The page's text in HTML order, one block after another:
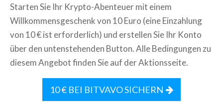
Starten Sie Ihr Krypto-Abenteuer mit einem
Willkommensgeschenk von 10 Euro (eine Einzahlung
von 10 € ist erforderlich) und erstellen Sie Ihr Konto
über den untenstehenden Button. Alle Bedingungen zu
diesem Angebot finden Sie auf der Aktionsseite.
10 € BEI BITVAVO SICHERN